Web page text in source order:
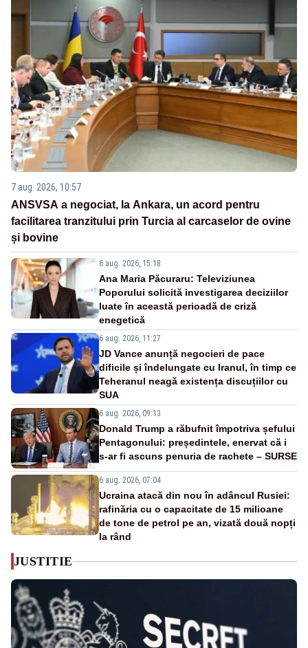
7 aug. 2026, 10:57
ANSVSA a negociat, la Ankara, un acord pentru
facilitarea tranzitului prin Turcia al carcaselor de ovine
și bovine
6 aug. 2026, 15:18
Ana Maria Păcuraru: Televiziunea
Poporului solicită investigarea deciziilor
luate în această perioadă de criză
enegetică
6 aug. 2026, 11:27
JD Vance anunță negocieri de pace
dificile și îndelungate cu Iranul, în timp ce
Teheranul neagă existența discuțiilor cu
SUA
6 aug. 2026, 09:13
Donald Trump a răbufnit împotriva șefului
Pentagonului: președintele, enervat că i
s-ar fi ascuns penuria de rachete – SURSE
6 aug. 2026, 07:04
Ucraina atacă din nou în adâncul Rusiei:
rafinăria cu o capacitate de 15 milioane
de tone de petrol pe an, vizată două nopți
la rând
JUSTITIE